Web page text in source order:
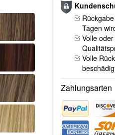
Tagen
Volle
Volle
Zahlungsarten